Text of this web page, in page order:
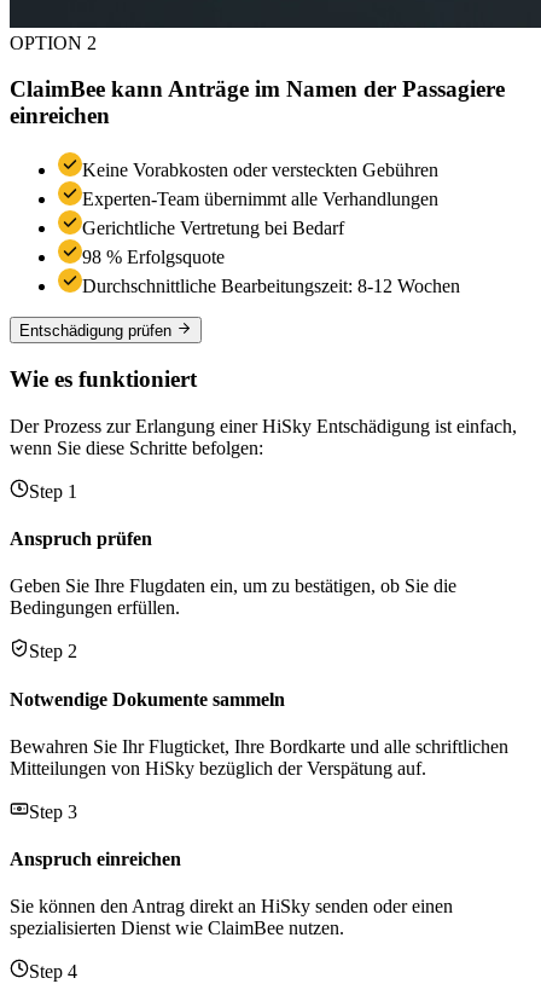
OPTION 2
ClaimBee kann Anträge im Namen der Passagiere
einreichen
Keine Vorabkosten oder versteckten Gebühren
Experten-Team übernimmt alle Verhandlungen
Gerichtliche Vertretung bei Bedarf
98 % Erfolgsquote
Durchschnittliche Bearbeitungszeit: 8-12 Wochen
Entschädigung prüfen
Wie es funktioniert
Der Prozess zur Erlangung einer HiSky Entschädigung ist einfach,
wenn Sie diese Schritte befolgen:
Step 1
Anspruch prüfen
Geben Sie Ihre Flugdaten ein, um zu bestätigen, ob Sie die
Bedingungen erfüllen.
Step 2
Notwendige Dokumente sammeln
Bewahren Sie Ihr Flugticket, Ihre Bordkarte und alle schriftlichen
Mitteilungen von HiSky bezüglich der Verspätung auf.
Step 3
Anspruch einreichen
Sie können den Antrag direkt an HiSky senden oder einen
spezialisierten Dienst wie ClaimBee nutzen.
Step 4